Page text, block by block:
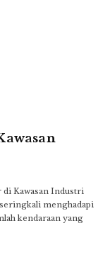
Kawasan Industri
menghadapi
kendaraan yang